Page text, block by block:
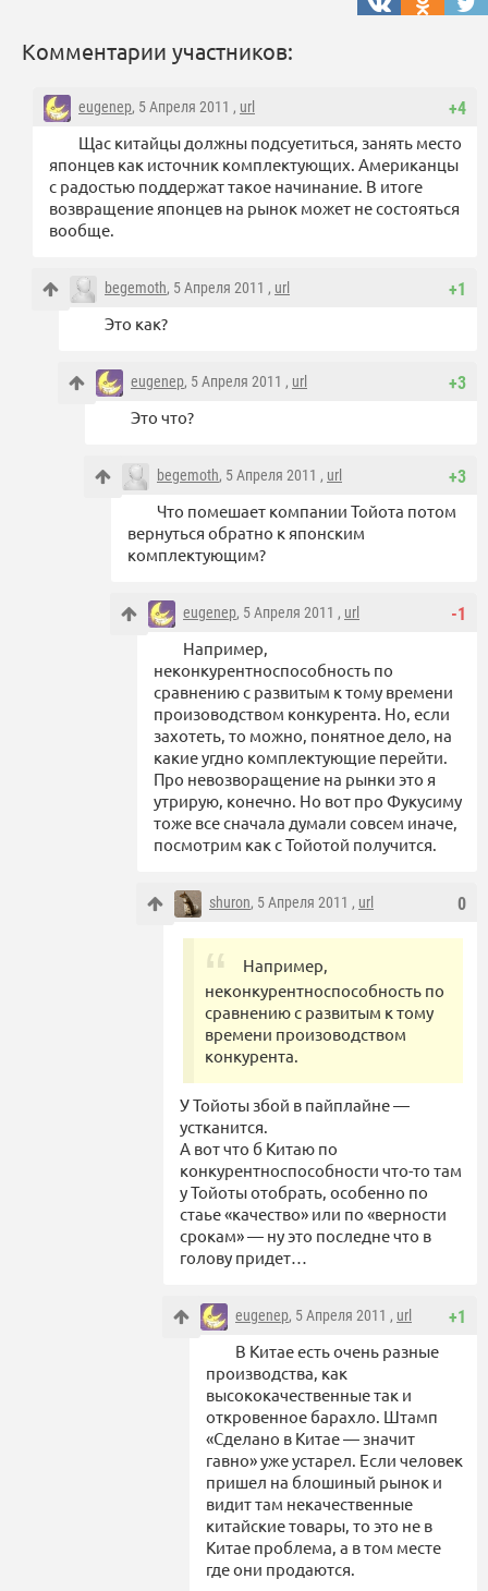
Комментарии участников:
+4
eugenep, 5 Апреля 2011 , url
Щас китайцы должны подсуетиться, занять место
японцев как источник комплектующих. Американцы
с радостью поддержат такое начинание. В итоге
возвращение японцев на рынок может не состояться
вообще.
+1
begemoth, 5 Апреля 2011 , url
Это как?
+3
eugenep, 5 Апреля 2011 , url
Это что?
+3
begemoth, 5 Апреля 2011 , url
Что помешает компании Тойота потом
вернуться обратно к японским
комплектующим?
-1
eugenep, 5 Апреля 2011 , url
Например,
неконкурентноспособность по
сравнению с развитым к тому времени
произоводством конкурента. Но, если
захотеть, то можно, понятное дело, на
какие угдно комплектующие перейти.
Про невозворащение на рынки это я
утрирую, конечно. Но вот про Фукусиму
тоже все сначала думали совсем иначе,
посмотрим как с Тойотой получится.
0
shuron, 5 Апреля 2011 , url
Например,
неконкурентноспособность по
сравнению с развитым к тому
времени произоводством
конкурента.
У Тойоты збой в пайплайне —
устканится.
А вот что б Китаю по
конкурентноспособности что-то там
у Тойоты отобрать, особенно по
стаье «качество» или по «верности
срокам» — ну это последне что в
голову придет…
+1
eugenep, 5 Апреля 2011 , url
В Китае есть очень разные
производства, как
высококачественные так и
откровенное барахло. Штамп
«Сделано в Китае — значит
гавно» уже устарел. Если человек
пришел на блошиный рынок и
видит там некачественные
китайские товары, то это не в
Китае проблема, а в том месте
где они продаются.